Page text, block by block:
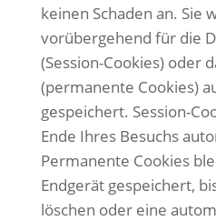
keinen Schaden an. Sie
vorübergehend für die
(Session-Cookies) oder
(permanente Cookies)
gespeichert. Session-
Ende Ihres Besuchs
Permanente Cookies
Endgerät gespeichert,
löschen oder eine